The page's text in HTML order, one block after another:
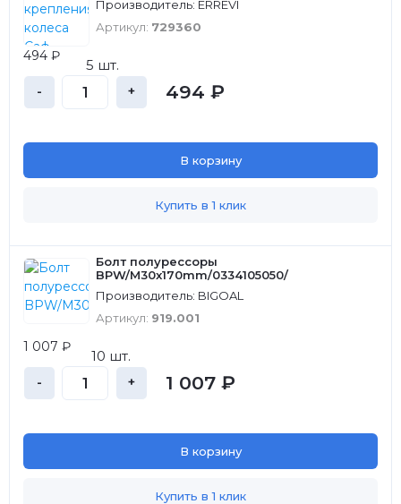
Производитель: ERREVI
Артикул: 729360
494 ₽
5 шт.
- + 494 ₽
В корзину
Купить в 1 клик
Болт полурессоры
BPW/M30x170mm/0334105050/
Производитель: BIGOAL
Артикул: 919.001
1 007 ₽
10 шт.
- + 1 007 ₽
В корзину
Купить в 1 клик